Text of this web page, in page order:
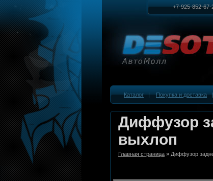
+7-925-852-67-
Каталог|Покупка и доставка
Диффузор
выхлоп
Главная страница » Диффузор